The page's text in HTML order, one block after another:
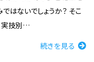
はないでしょうか？ そこ
実技別…
続きを見る